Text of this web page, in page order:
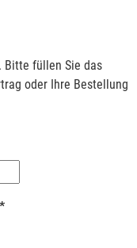
Bitte füllen Sie das
oder Ihre Bestellung